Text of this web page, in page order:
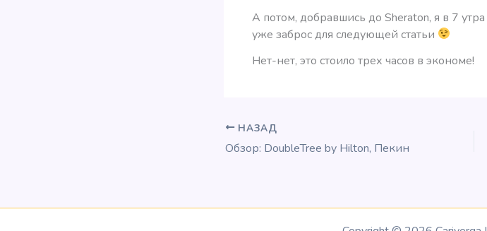
А потом, добравшись до Sheraton, я в 7
уже заброс для следующей статьи
Нет-нет, это стоило трех часов в экономе!
НАЗАД
Обзор: DoubleTree by Hilton, Пекин